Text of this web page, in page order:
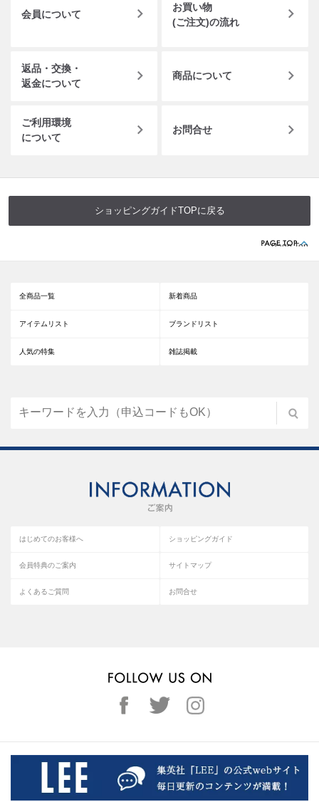
会員について
お買い物
(ご注文)の流れ
返品・交換・
返金について
商品について
ご利用環境
について
お問合せ
ショッピングガイドTOPに戻る
Page Top
全商品一覧 新着商品
アイテムリスト ブランドリスト
人気の特集 雑誌掲載
はじめてのお客様へ ショッピングガイド
会員特典のご案内 サイトマップ
よくあるご質問 お問合せ